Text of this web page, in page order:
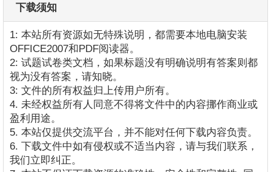
下载须知
1: 本站所有资源如无特殊说明，都需要本地电脑安装
OFFICE2007和PDF阅读器。
2: 试题试卷类文档，如果标题没有明确说明有答案则都
视为没有答案，请知晓。
3: 文件的所有权益归上传用户所有。
4. 未经权益所有人同意不得将文件中的内容挪作商业或
盈利用途。
5. 本站仅提供交流平台，并不能对任何下载内容负责。
6. 下载文件中如有侵权或不适当内容，请与我们联系，
我们立即纠正。